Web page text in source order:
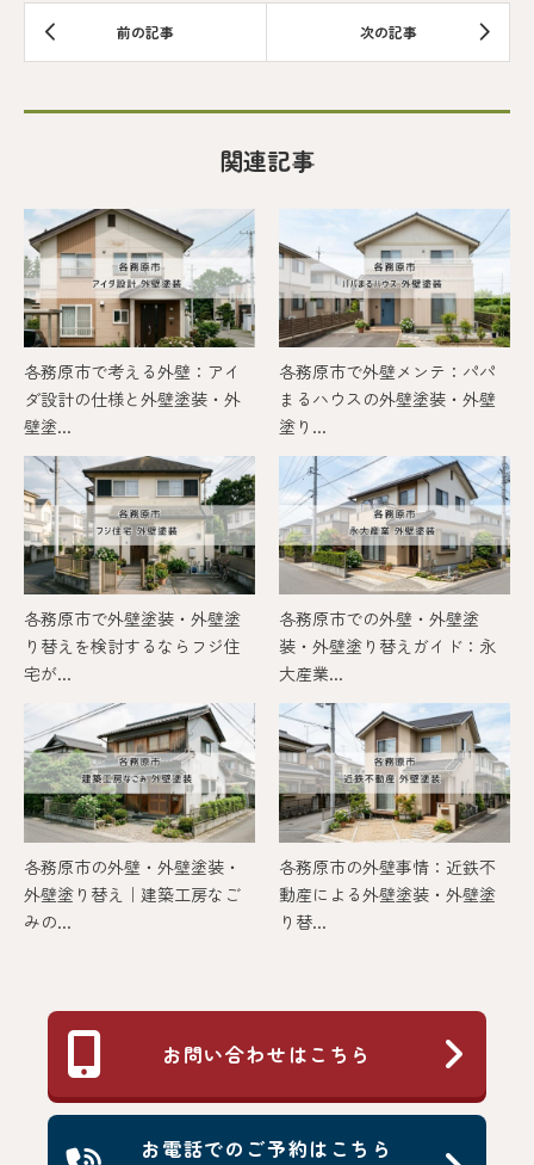
関連記事
各務原市で考える外壁：アイ
ダ設計の仕様と外壁塗装・外
壁塗...
各務原市で外壁メンテ：パパ
まるハウスの外壁塗装・外壁
塗り...
各務原市で外壁塗装・外壁塗
り替えを検討するならフジ住
宅が...
各務原市での外壁・外壁塗
装・外壁塗り替えガイド：永
大産業...
各務原市の外壁・外壁塗装・
外壁塗り替え｜建築工房なご
みの...
各務原市の外壁事情：近鉄不
動産による外壁塗装・外壁塗
り替...
お問い合わせはこちら
お電話でのご予約はこちら